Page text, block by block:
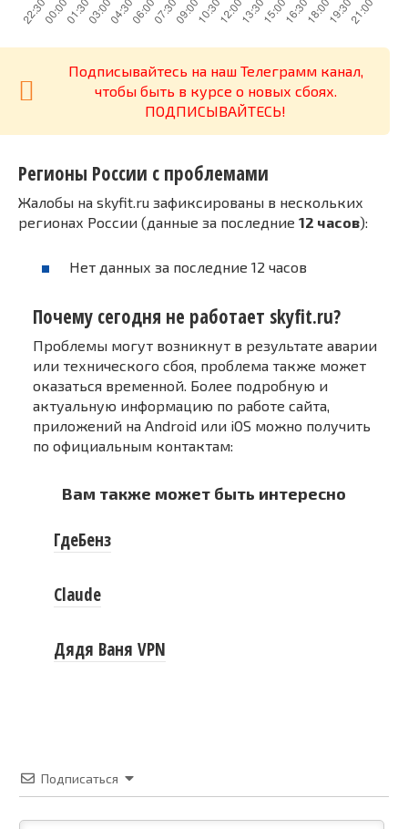
Подписывайтесь на наш Телеграмм канал,
чтобы быть в курсе о новых сбоях.
ПОДПИСЫВАЙТЕСЬ!
Регионы России с проблемами
Жалобы на skyfit.ru зафиксированы в нескольких
регионах России (данные за последние 12 часов):
Нет данных за последние 12 часов
Почему сегодня не работает skyfit.ru?
Проблемы могут возникнут в результате аварии
или технического сбоя, проблема также может
оказаться временной. Более подробную и
актуальную информацию по работе сайта,
приложений на Android или iOS можно получить
по официальным контактам:
Вам также может быть интересно
ГдеБенз
Claude
Дядя Ваня VPN
Подписаться